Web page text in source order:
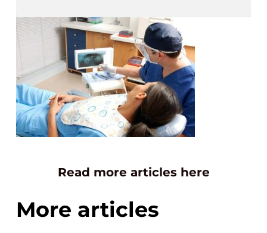
Read more articles here
More articles